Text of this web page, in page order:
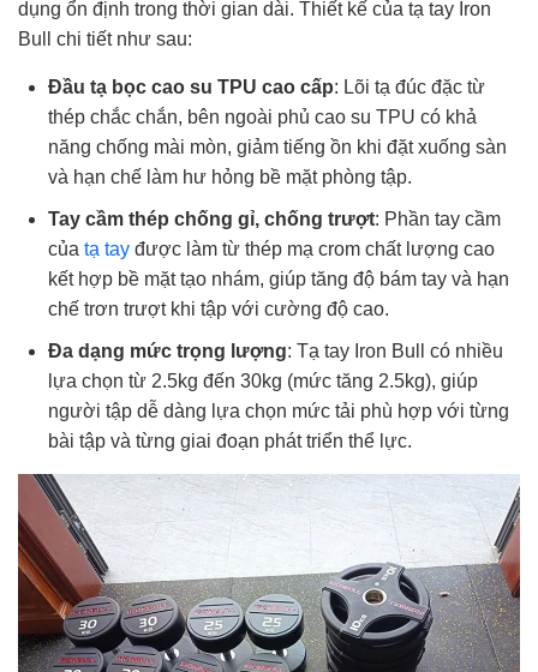
dụng ổn định trong thời gian dài. Thiết kế của tạ tay Iron
Bull chi tiết như sau:
Đầu tạ bọc cao su TPU cao cấp: Lõi tạ đúc đặc từ
thép chắc chắn, bên ngoài phủ cao su TPU có khả
năng chống mài mòn, giảm tiếng ồn khi đặt xuống sàn
và hạn chế làm hư hỏng bề mặt phòng tập.
Tay cầm thép chống gỉ, chống trượt: Phần tay cầm
của tạ tay được làm từ thép mạ crom chất lượng cao
kết hợp bề mặt tạo nhám, giúp tăng độ bám tay và hạn
chế trơn trượt khi tập với cường độ cao.
Đa dạng mức trọng lượng: Tạ tay Iron Bull có nhiều
lựa chọn từ 2.5kg đến 30kg (mức tăng 2.5kg), giúp
người tập dễ dàng lựa chọn mức tải phù hợp với từng
bài tập và từng giai đoạn phát triển thể lực.